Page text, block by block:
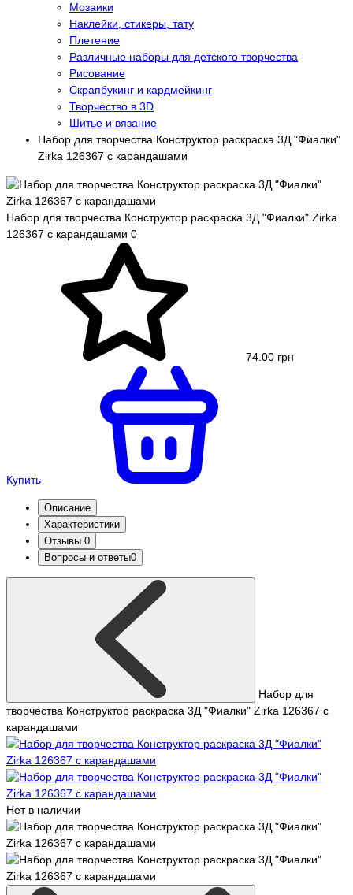
Мозаики
Наклейки, стикеры, тату
Плетение
Различные наборы для детского творчества
Рисование
Скрапбукинг и кардмейкинг
Творчество в 3D
Шитье и вязание
Набор для творчества Конструктор раскраска 3Д "Фиалки"
Zirka 126367 с карандашами
Набор для творчества Конструктор раскраска 3Д "Фиалки" Zirka
126367 с карандашами 0
74.00 грн
Купить
Описание
Характеристики
Отзывы 0
Вопросы и ответы0
Набор для
творчества Конструктор раскраска 3Д "Фиалки" Zirka 126367 с
карандашами
Нет в наличии